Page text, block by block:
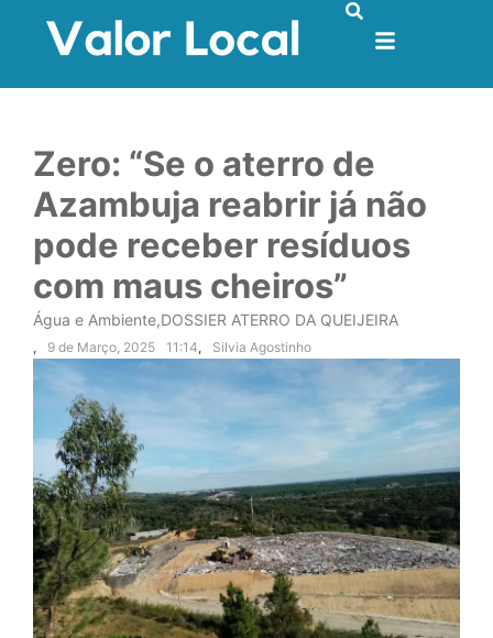
Zero: “Se o aterro de
Azambuja reabrir já não
pode receber resíduos
com maus cheiros”
Água e Ambiente,DOSSIER ATERRO DA QUEIJEIRA
, 9 de Março, 2025 11:14, Silvia Agostinho